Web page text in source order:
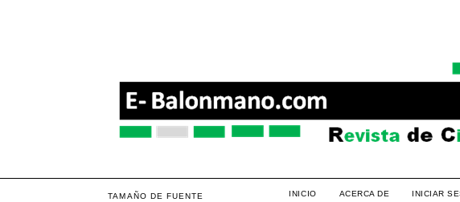
TAMAÑO DE FUENTE INICIO ACERCA DE INICIAR